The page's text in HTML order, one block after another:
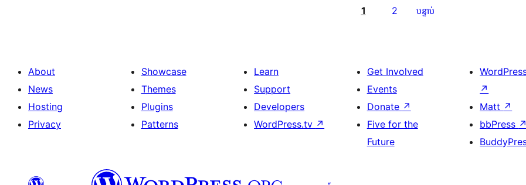
1 2 បន្ទាប់
About
News
Hosting
Privacy
Showcase
Themes
Plugins
Patterns
Learn
Support
Developers
WordPress.tv ↗
Get Involved
Events
Donate ↗
Five for the
Future
↗
Matt ↗
bbPress ↗